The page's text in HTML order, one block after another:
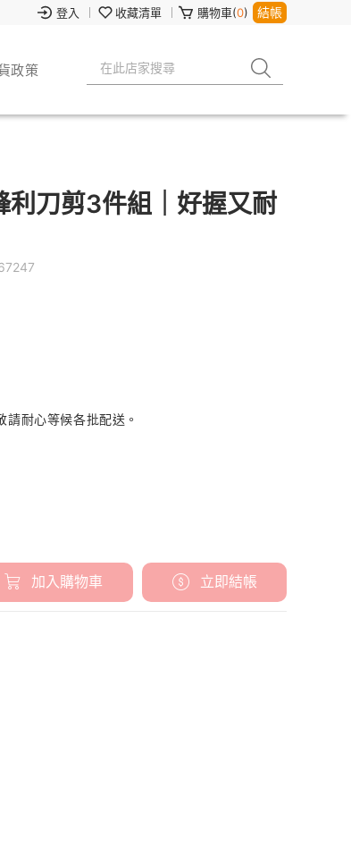
登入 收藏清單 購物車(0) 結帳
政策
利刀剪3件組｜好握又耐
耐心等候各批配送。
加入購物車 立即結帳